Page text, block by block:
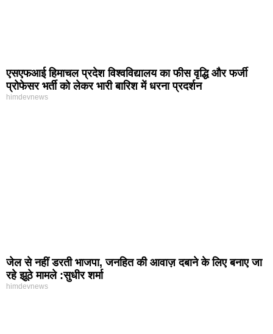
एसएफआई हिमाचल प्रदेश विश्वविद्यालय का फीस वृद्धि और फर्जी
प्रोफेसर भर्ती को लेकर भारी बारिश में धरना प्रदर्शन
himdevnews
जेल से नहीं डरती भाजपा, जनहित की आवाज़ दबाने के लिए बनाए जा
रहे झूठे मामले :सुधीर शर्मा
himdevnews